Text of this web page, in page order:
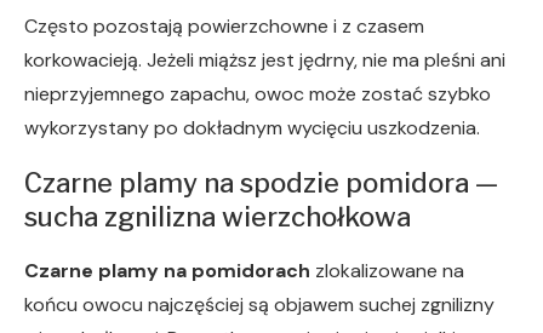
Często pozostają powierzchowne i z czasem
korkowacieją. Jeżeli miąższ jest jędrny, nie ma pleśni ani
nieprzyjemnego zapachu, owoc może zostać szybko
wykorzystany po dokładnym wycięciu uszkodzenia.
Czarne plamy na spodzie pomidora —
sucha zgnilizna wierzchołkowa
Czarne plamy na pomidorach zlokalizowane na
końcu owocu najczęściej są objawem suchej zgnilizny